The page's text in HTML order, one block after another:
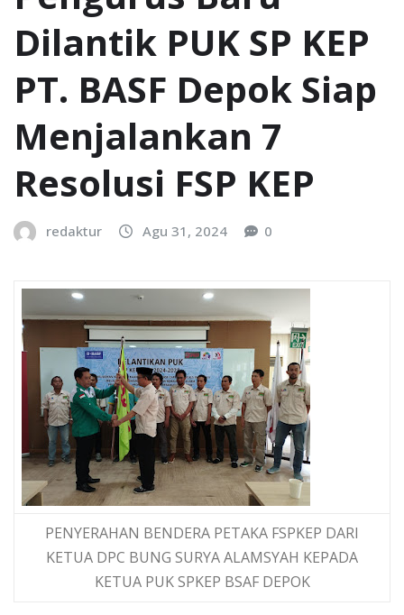
Dilantik PUK SP KEP
PT. BASF Depok Siap
Menjalankan 7
Resolusi FSP KEP
redaktur Agu 31, 2024 0
PENYERAHAN BENDERA PETAKA FSPKEP DARI
KETUA DPC BUNG SURYA ALAMSYAH KEPADA
KETUA PUK SPKEP BSAF DEPOK